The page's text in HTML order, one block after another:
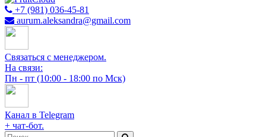
+7 (981) 036-45-81
aurum.aleksandra@gmail.com
Связаться с менеджером.
На связи:
Пн - пт (10:00 - 18:00 по Мск)
Канал в Telegram
+ чат-бот.